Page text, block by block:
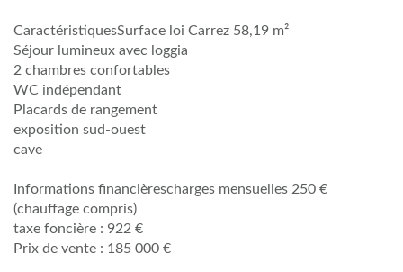
CaractéristiquesSurface loi Carrez 58,19 m²
Séjour lumineux avec loggia
2 chambres confortables
WC indépendant
Placards de rangement
exposition sud-ouest
cave
Informations financièrescharges mensuelles 250 €
(chauffage compris)
taxe foncière : 922 €
Prix de vente : 185 000 €